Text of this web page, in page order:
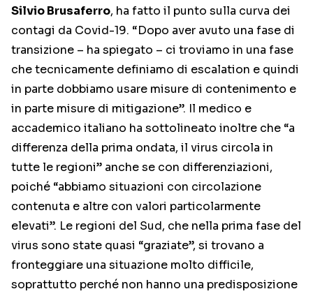
Silvio Brusaferro, ha fatto il punto sulla curva dei
contagi da Covid-19. “Dopo aver avuto una fase di
transizione – ha spiegato – ci troviamo in una fase
che tecnicamente definiamo di escalation e quindi
in parte dobbiamo usare misure di contenimento e
in parte misure di mitigazione”. Il medico e
accademico italiano ha sottolineato inoltre che “a
differenza della prima ondata, il virus circola in
tutte le regioni” anche se con differenziazioni,
poiché “abbiamo situazioni con circolazione
contenuta e altre con valori particolarmente
elevati”. Le regioni del Sud, che nella prima fase del
virus sono state quasi “graziate”, si trovano a
fronteggiare una situazione molto difficile,
soprattutto perché non hanno una predisposizione